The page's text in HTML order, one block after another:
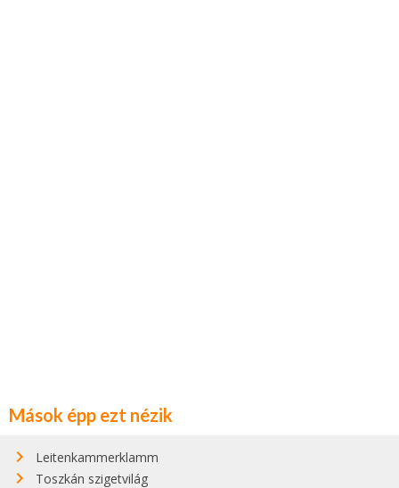
Mások épp ezt nézik
Leitenkammerklamm
Toszkán szigetvilág